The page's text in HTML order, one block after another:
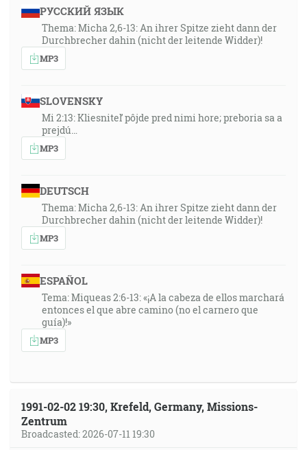
РУССКИЙ ЯЗЫК
Thema: Micha 2,6-13: An ihrer Spitze zieht dann der
Durchbrecher dahin (nicht der leitende Widder)!
MP3
SLOVENSKY
Mi 2:13: Kliesniteľ pôjde pred nimi hore; preboria sa a
prejdú…
MP3
DEUTSCH
Thema: Micha 2,6-13: An ihrer Spitze zieht dann der
Durchbrecher dahin (nicht der leitende Widder)!
MP3
ESPAÑOL
Tema: Miqueas 2:6-13: «¡A la cabeza de ellos marchará
entonces el que abre camino (no el carnero que
guía)!»
MP3
1991-02-02 19:30, Krefeld, Germany, Missions-
Zentrum
Broadcasted: 2026-07-11 19:30